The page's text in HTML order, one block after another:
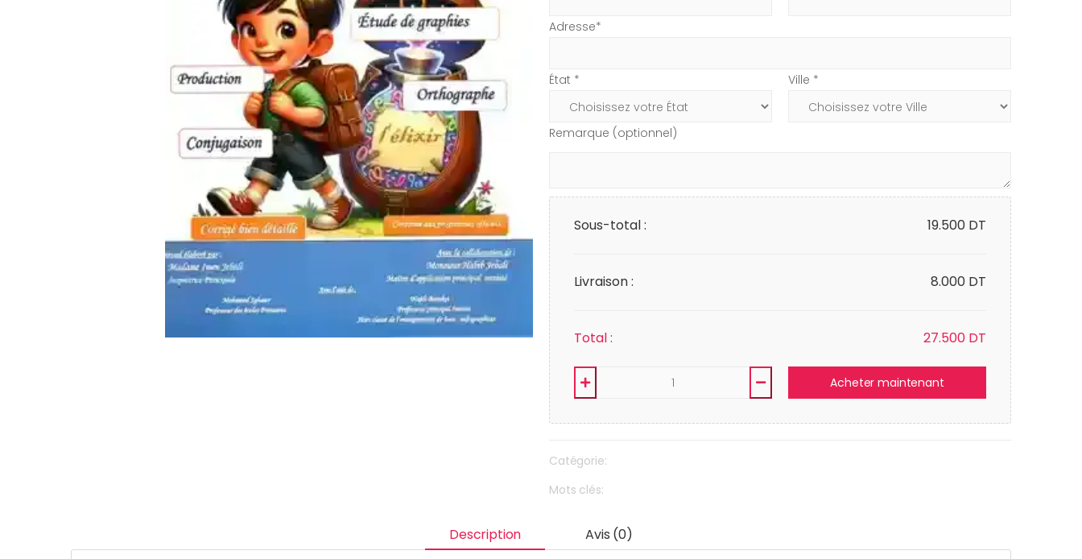
Adresse*
État * Ville *
Remarque (optionnel)
Sous-total : 19.500 DT
Livraison : 8.000 DT
Total : 27.500 DT
Acheter maintenant
Catégorie:
Mots clés:
Description Avis (0)